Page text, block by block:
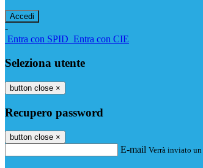
-
Entra con SPID Entra con CIE
Seleziona utente
button close ×
Recupero password
button close ×
E-mail Verrà inviato